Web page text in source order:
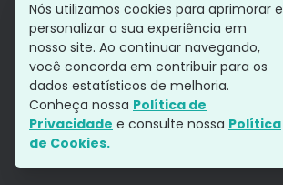
com a credibilidade do Grupo Aratu.
Grupo Aratu
Política de privacidade
Siga-nos
Nós utilizamos cookies para aprimorar e
personalizar a sua experiência em
nosso site. Ao continuar navegando,
você concorda em contribuir para os
dados estatísticos de melhoria.
Conheça nossa Política de
Privacidade e consulte nossa Política
de Cookies.